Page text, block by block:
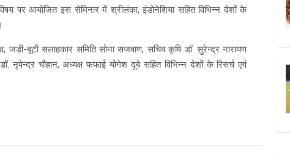
पर आयोजित इस सेमिनार में श्रीलंका, इंडोनेशिया सहित विभिन्न देशों के
जडी-बूटी सलाहकार समिति सोना सजवाण, सचिव कृषि डॉ. सुरेन्द्र नारायण
चौहान, अध्यक्ष फफाई योगेश दूबे सहित विभिन्न देशों के रिसर्च एवं